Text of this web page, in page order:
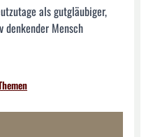
als gutgläubiger,
Mensch